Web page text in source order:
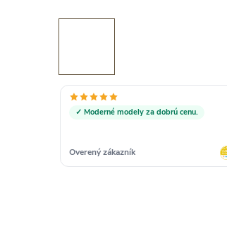
✓ Moderné modely za dobrú cenu.
Overený zákazník